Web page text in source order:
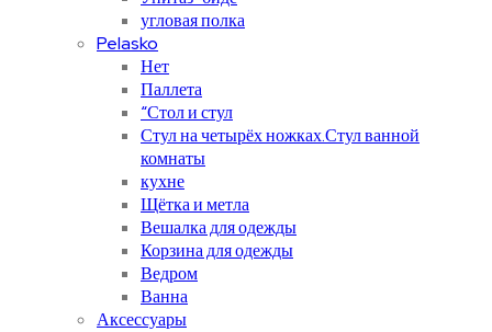
угловая полка
Pelasko
Нет
Паллета
“Стол и стул
Стул на четырёх ножках.Стул ванной
комнаты
кухне
Щётка и метла
Вешалка для одежды
Корзина для одежды
Ведром
Ванна
Аксессуары